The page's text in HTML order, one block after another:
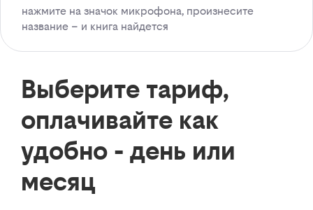
нажмите на значок микрофона, произнесите
название – и книга найдется
Выберите тариф,
оплачивайте как
удобно - день или
месяц